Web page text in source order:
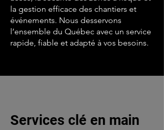
la gestion efficace des chantiers et
événements. Nous desservons
l’ensemble du Québec avec un service
rapide, fiable et adapté à vos besoins.
Services clé en main